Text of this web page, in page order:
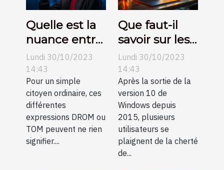
Quelle est la
nuance entre
DROM et
TOM ?
Lundi 30/10/2023
14:43
Pour un simple
citoyen ordinaire, ces
différentes
expressions DROM ou
TOM peuvent ne rien
signifier....
Que faut-il
savoir sur les
clés de
licence
Windows 10 ?
Lundi 30/10/2023
14:43
Après la sortie de la
version 10 de
Windows depuis
2015, plusieurs
utilisateurs se
plaignent de la cherté
de...